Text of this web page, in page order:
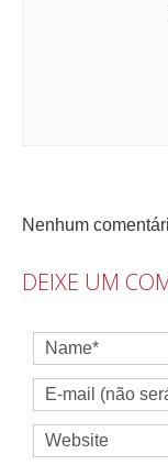
Nenhum
DEIXE UM